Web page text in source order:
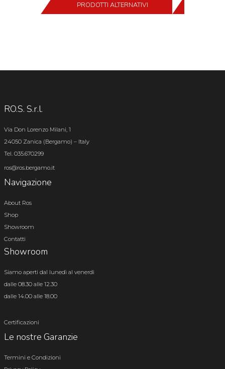
PRODOTTI ALTERNATIVI
RO.S. S.r.l.
Via Don Lorenzo Milani, 1
24050 Zanica (Bergamo) – Italy
Tel. 035.670299
ros@ros.bergamo.it
Navigazione
About Ros
Shop
Showroom
Contatti
Showroom
Siamo aperti dal lunedì al venerdì
dalle 08.30 alle 12.30
dalle 14.00 alle 18.00
Certificazioni
Le nostre Garanzie
Termini e Condizioni